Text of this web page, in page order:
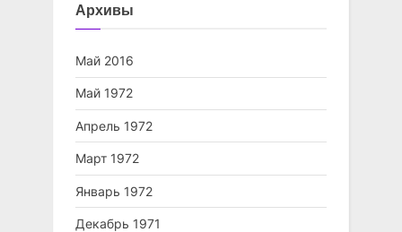
Архивы
Май 2016
Май 1972
Апрель 1972
Март 1972
Январь 1972
Декабрь 1971